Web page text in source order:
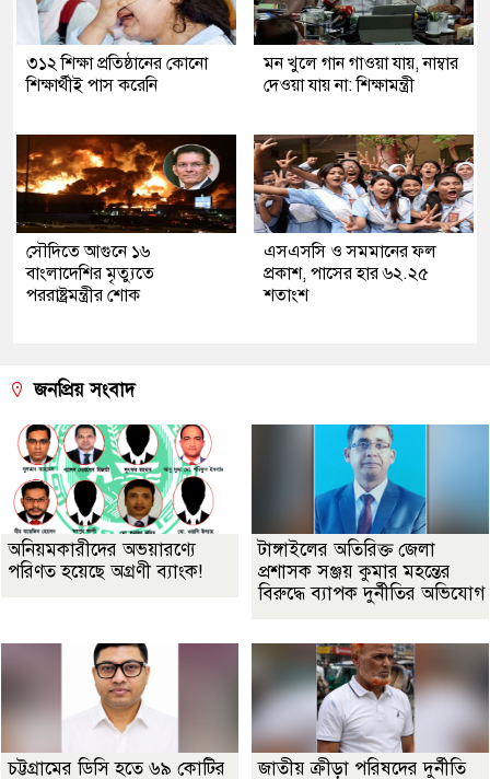
৩১২ শিক্ষা প্রতিষ্ঠানের কোনো
শিক্ষার্থীই পাস করেনি
মন খুলে গান গাওয়া যায়, নাম্বার
দেওয়া যায় না: শিক্ষামন্ত্রী
সৌদিতে আগুনে ১৬
বাংলাদেশির মৃত্যুতে
পররাষ্ট্রমন্ত্রীর শোক
এসএসসি ও সমমানের ফল
প্রকাশ, পাসের হার ৬২.২৫
শতাংশ
জনপ্রিয় সংবাদ
অনিয়মকারীদের অভয়ারণ্যে
পরিণত হয়েছে অগ্রণী ব্যাংক!
টাঙ্গাইলের অতিরিক্ত জেলা
প্রশাসক সঞ্জয় কুমার মহন্তের
বিরুদ্ধে ব্যাপক দুর্নীতির অভিযোগ
চট্টগ্রামের ডিসি হতে ৬৯ কোটির
জাতীয় ক্রীড়া পরিষদের দুর্নীতি